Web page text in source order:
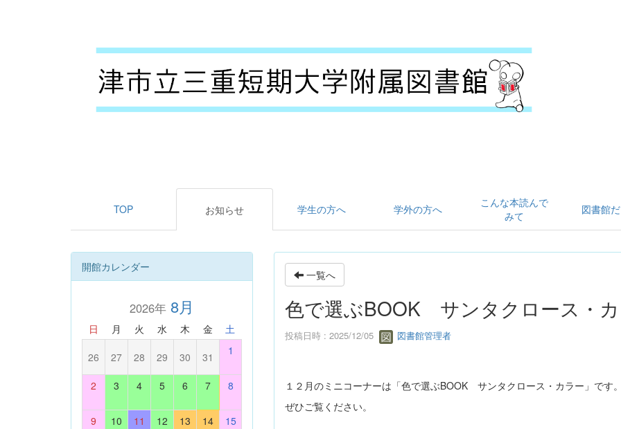
TOP お知らせ 学生の方へ 学外の方へ
こんな本読んで
みて
図書館
一覧へ
色で選ぶBOOK サンタクロース・
投稿日時 : 2025/12/05 図書館管理者
１２月のミニコーナーは「色で選ぶBOOK サンタクロース・カラー」です
ぜひご覧ください。
開館カレンダー
2026年8月
日 月 火 水 木 金 土
26 27 28 29 30 31 1
2 3 4 5 6 7 8
9 10 11 12 13 14 15